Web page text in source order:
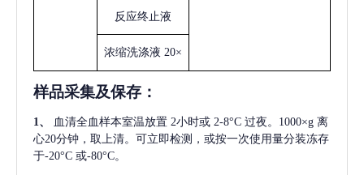
反应终止液
浓缩洗涤液 20×
样品采集及保存 ：
1、 血清全血样本室温放置 2小时或 2-8°C 过夜。1000×g 离
心20分钟，取上清。可立即检测，或按一次使用量分装冻存
于-20°C 或-80°C。